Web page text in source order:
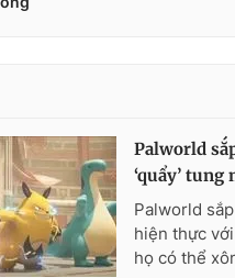
Palworld
‘quẩy’ tung
Palworld
hiện thực
họ có thể